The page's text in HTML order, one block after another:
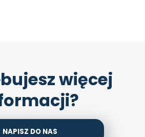
więcej
NAPISZ DO NAS